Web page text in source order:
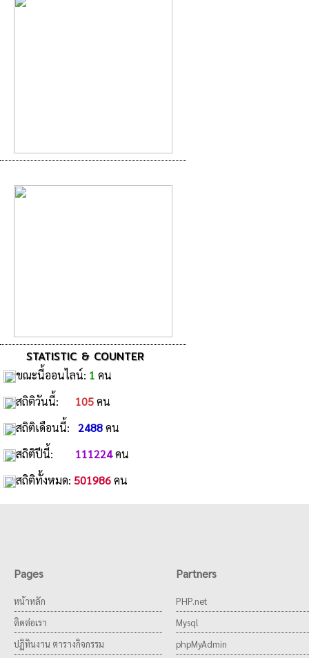
STATISTIC & COUNTER
ขณะนี้ออนไลน์: 1 คน
สถิติวันนี้: 105คน
สถิติเดือนนี้: 2488คน
สถิติปีนี้: 111224คน
สถิติทั้งหมด: 501986คน
Pages
หน้าหลัก
ติดต่อเรา
ปฏิทินงาน ตารางกิจกรรม
Partners
PHP.net
Mysql
phpMyAdmin